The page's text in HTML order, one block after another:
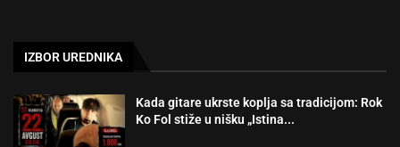
IZBOR UREDNIKA
Kada gitare ukrste koplja sa tradicijom: Rok
Ko Fol stiže u nišku „Istina...